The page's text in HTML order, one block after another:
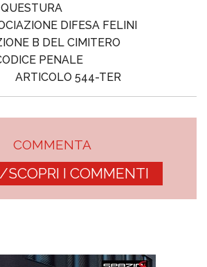
QUESTURA
DIFESA FELINI
B DEL CIMITERO
PENALE
ARTICOLO 544-TER
COMMENTA
SCOPRI I COMMENTI